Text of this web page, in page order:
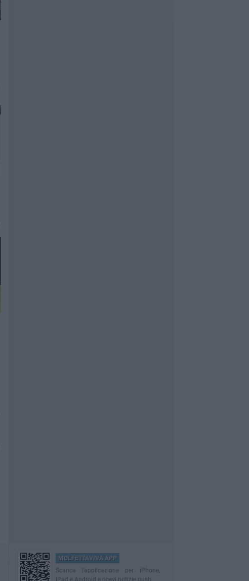
MOLFETTAVIVA APP
Scarica l'applicazione per iPhone,
iPad e Android e ricevi notizie push